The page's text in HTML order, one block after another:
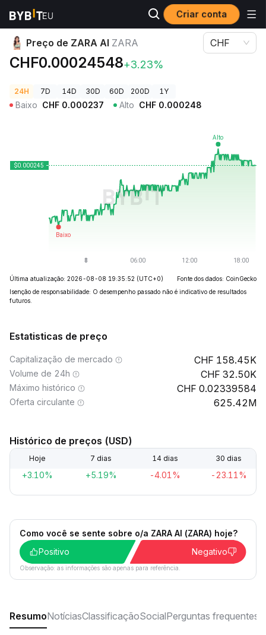
Criar conta
Preços de Criptomoedas Preço de ZARA AI ZARA
Preço de ZARA AI ZARA
CHF0.00024548+3.23%
CHF
24H 7D 14D 30D 60D 200D 1Y
Baixo CHF 0.000237 Alto CHF 0.000248
Última atualização: 2026-08-08 19:35:52 (UTC+0)
Fonte dos dados: CoinGecko
Isenção de responsabilidade: O desempenho passado não é indicativo de resultados
futuros.
Estatisticas de preço
Capitalização de mercado 158.45K
Volume de 24h 32.50K
Máximo histórico 0.02339584
Oferta circulante 625.42M
Histórico de preços (USD)
Hoje 7 dias 14 dias 30 dias
+3.10% +5.19% -4.01% -23.11%
Como você se sente sobre o/a ZARA AI (ZARA) hoje?
Positivo
Negativo
Observação: as informações são apenas para referência.
ResumoNotíciasClassificaçãoSocialPerguntas frequentes